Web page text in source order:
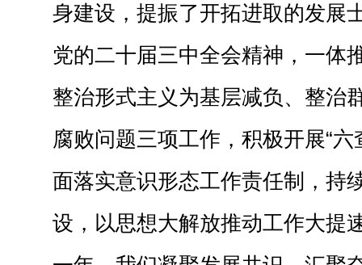
身建设，提振了开拓进取的发展
党的二十届三中全会精神，一体
整治形式主义为基层减负、整治
腐败问题三项工作，积极开展“
面落实意识形态工作责任制，持
设，以思想大解放推动工作大提